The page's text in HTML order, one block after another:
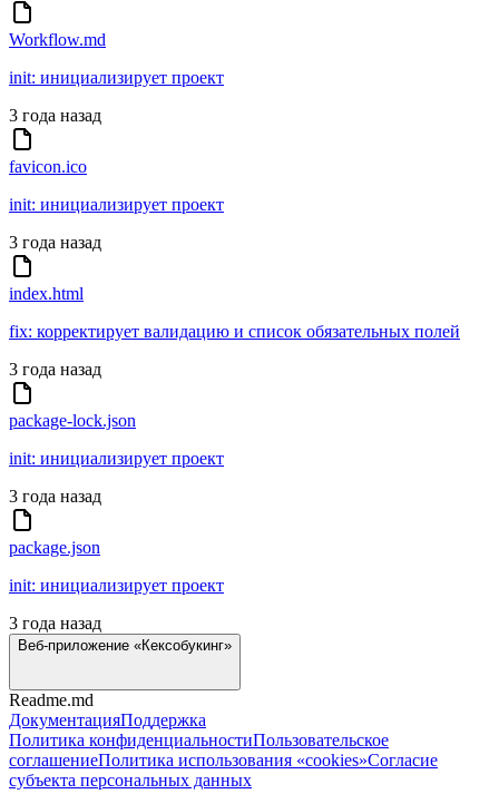
Workflow.md
init: инициализирует проект
3 года назад
favicon.ico
init: инициализирует проект
3 года назад
index.html
fix: корректирует валидацию и список обязательных полей
3 года назад
package-lock.json
init: инициализирует проект
3 года назад
package.json
init: инициализирует проект
3 года назад
Веб-приложение «Кексобукинг»
Readme.md
ДокументацияПоддержка
Политика конфиденциальностиПользовательское
соглашениеПолитика использования «cookies»Согласие
субъекта персональных данных